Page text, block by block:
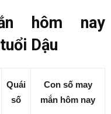
hôm nay
Dậu
Quái
số
Con số may
mắn hôm nay